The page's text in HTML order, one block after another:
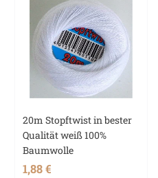
20m Stopftwist in bester
Qualität weiß 100%
Baumwolle
1,88 €